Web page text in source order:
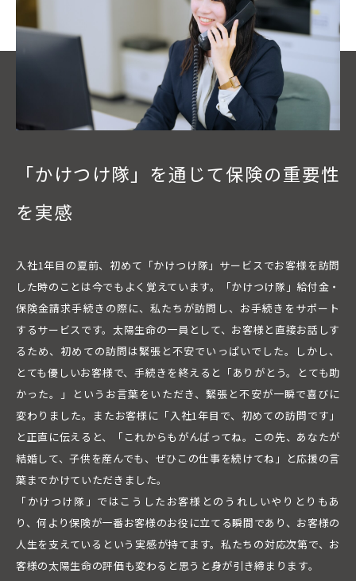
「かけつけ隊」を通じて保険の重要性
を実感
入社1年目の夏前、初めて「かけつけ隊」サービスでお客様を訪問
した時のことは今でもよく覚えています。「かけつけ隊」給付金・
保険金請求手続きの際に、私たちが訪問し、お手続きをサポート
するサービスです。太陽生命の一員として、お客様と直接お話しす
るため、初めての訪問は緊張と不安でいっぱいでした。しかし、
とても優しいお客様で、手続きを終えると「ありがとう。とても助
かった。」というお言葉をいただき、緊張と不安が一瞬で喜びに
変わりました。またお客様に「入社1年目で、初めての訪問です」
と正直に伝えると、「これからもがんばってね。この先、あなたが
結婚して、子供を産んでも、ぜひこの仕事を続けてね」と応援の言
葉までかけていただきました。
「かけつけ隊」ではこうしたお客様とのうれしいやりとりもあ
り、何より保険が一番お客様のお役に立てる瞬間であり、お客様の
人生を支えているという実感が持てます。私たちの対応次第で、お
客様の太陽生命の評価も変わると思うと身が引き締まります。